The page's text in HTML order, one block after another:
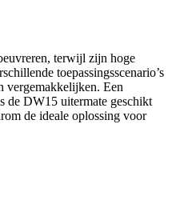
terwijl zijn hoge
toepassingsscenario’s
vergemakkelijken. Een
de DW15 uitermate geschikt
de ideale oplossing voor